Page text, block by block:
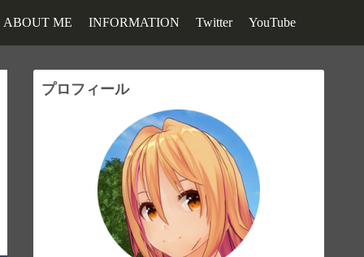
ABOUT ME INFORMATION Twitter YouTube
プロフィール